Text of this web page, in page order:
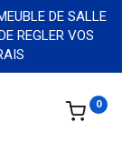
DE SALLE
REGLER VOS
0